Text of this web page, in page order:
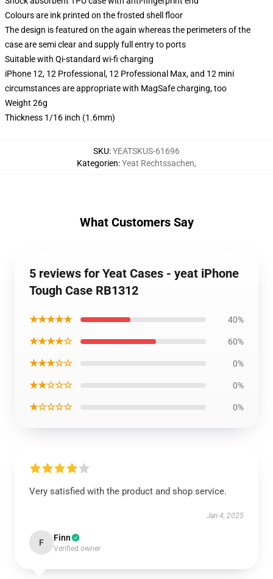
Colours are ink printed on the frosted shell floor
The design is featured on the again whereas the perimeters of the
case are semi clear and supply full entry to ports
Suitable with Qi-standard wi-fi charging
iPhone 12, 12 Professional, 12 Professional Max, and 12 mini
circumstances are appropriate with MagSafe charging, too
Weight 26g
Thickness 1/16 inch (1.6mm)
SKU:YEATSKUS-61696
Kategorien:Yeat Rechtssachen,
What Customers Say
5 reviews for Yeat Cases - yeat iPhone
Tough Case RB1312
★★★★★ 40%
★★★★☆ 60%
★★★☆☆ 0%
★★☆☆☆ 0%
★☆☆☆☆ 0%
Very satisfied with the product and shop service.
Jan 4, 2025
F Finn
Verified owner